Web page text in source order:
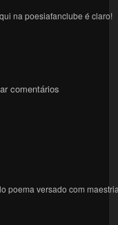
na poesiafanclube é claro!
comentários
poema versado com